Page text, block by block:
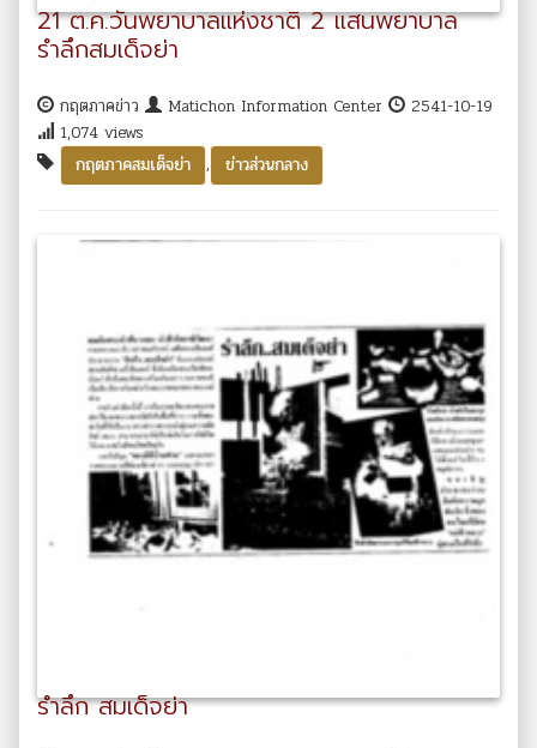
21 ต.ค.วันพยาบาลแห่งชาติ 2 แสนพยาบาล
รำลึกสมเด็จย่า
กฤตภาคข่าว Matichon Information Center
2541-10-19
1,074 views
กฤตภาคสมเด็จย่า
, ข่าวส่วนกลาง
รำลึก สมเด็จย่า